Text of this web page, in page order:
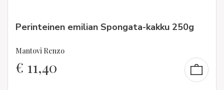
Perinteinen emilian Spongata-kakku 250g
Mantovi Renzo
€ 11,40